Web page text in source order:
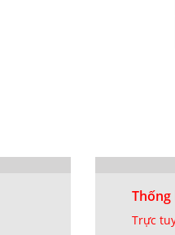
Thống
Trực